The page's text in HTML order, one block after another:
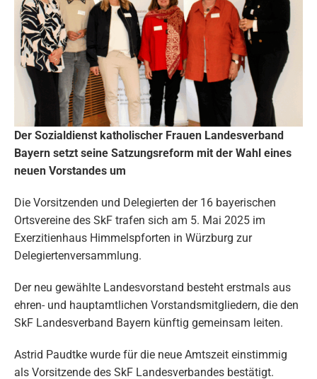
Der Sozialdienst katholischer Frauen Landesverband
Bayern setzt seine Satzungsreform mit der Wahl eines
neuen Vorstandes um
Die Vorsitzenden und Delegierten der 16 bayerischen
Ortsvereine des SkF trafen sich am 5. Mai 2025 im
Exerzitienhaus Himmelspforten in Würzburg zur
Delegiertenversammlung.
Der neu gewählte Landesvorstand besteht erstmals aus
ehren- und hauptamtlichen Vorstandsmitgliedern, die den
SkF Landesverband Bayern künftig gemeinsam leiten.
Astrid Paudtke wurde für die neue Amtszeit einstimmig
als Vorsitzende des SkF Landesverbandes bestätigt.